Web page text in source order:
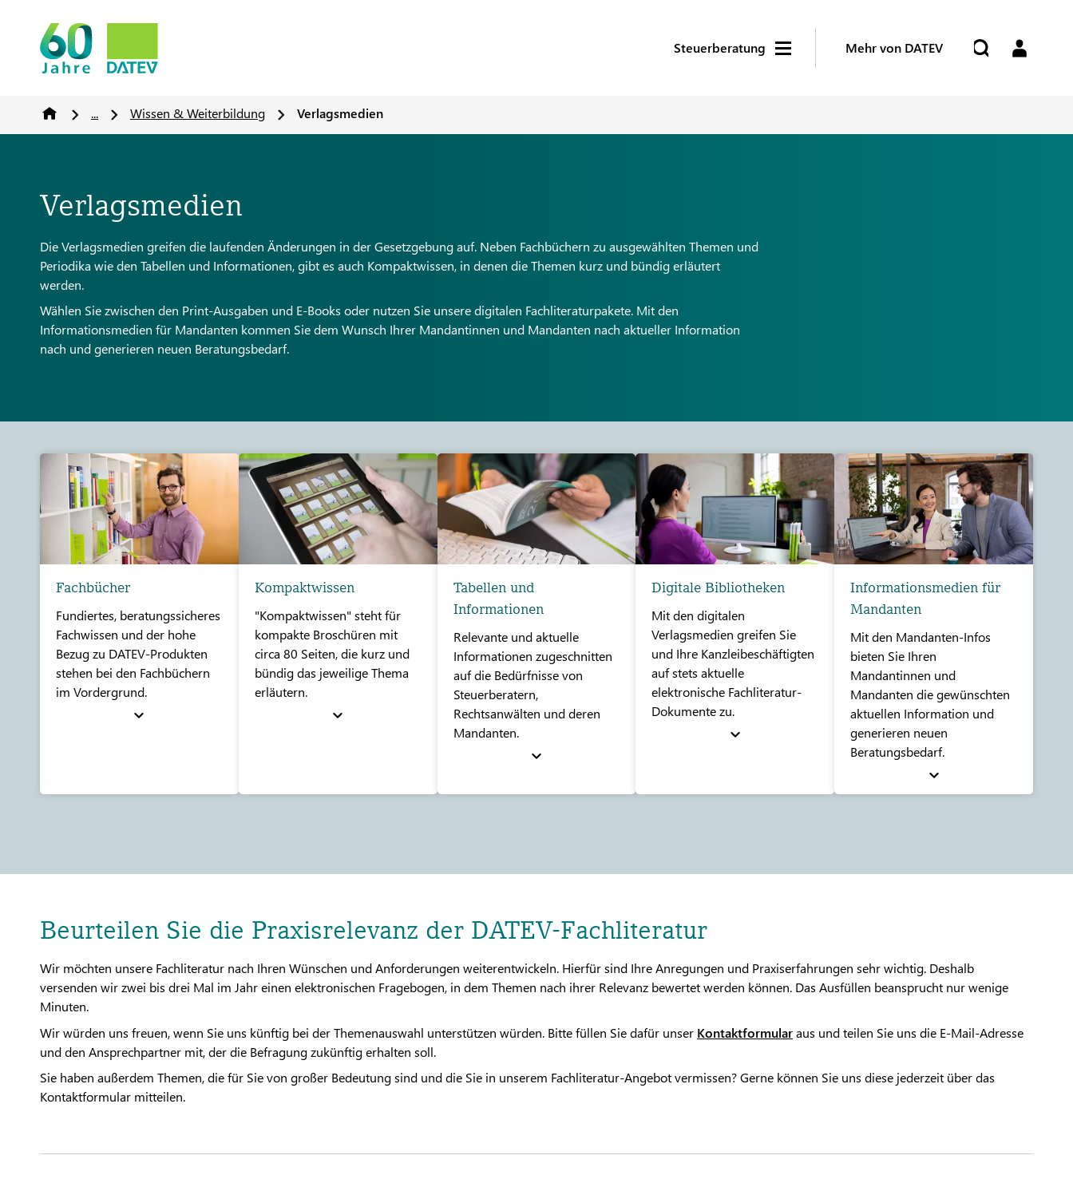
Steuerberatung Mehr von DATEV
... Wissen & Weiterbildung Verlagsmedien
Verlagsmedien
Die Verlagsmedien greifen die laufenden Änderungen in der Gesetzgebung auf. Neben Fachbüchern zu ausgewählten Themen und
Periodika wie den Tabellen und Informationen, gibt es auch Kompaktwissen, in denen die Themen kurz und bündig erläutert
werden.
Wählen Sie zwischen den Print-Ausgaben und E-Books oder nutzen Sie unsere digitalen Fachliteraturpakete. Mit den
Informationsmedien für Mandanten kommen Sie dem Wunsch Ihrer Mandantinnen und Mandanten nach aktueller Information
nach und generieren neuen Beratungsbedarf.
Fachbücher
Fundiertes, beratungssicheres
Fachwissen und der hohe
Bezug zu DATEV-Produkten
stehen bei den Fachbüchern
im Vordergrund.
Kompaktwissen
"Kompaktwissen" steht für
kompakte Broschüren mit
circa 80 Seiten, die kurz und
bündig das jeweilige Thema
erläutern.
Tabellen und
Informationen
Relevante und aktuelle
Informationen zugeschnitten
auf die Bedürfnisse von
Steuerberatern,
Rechtsanwälten und deren
Mandanten.
Digitale Bibliotheken
Mit den digitalen
Verlagsmedien greifen Sie
und Ihre Kanzleibeschäftigten
auf stets aktuelle
elektronische Fachliteratur-
Dokumente zu.
Informationsmedien für
Mandanten
Mit den Mandanten-Infos
bieten Sie Ihren
Mandantinnen und
Mandanten die gewünschten
aktuellen Information und
generieren neuen
Beratungsbedarf.
Beurteilen Sie die Praxisrelevanz der DATEV-Fachliteratur
Wir möchten unsere Fachliteratur nach Ihren Wünschen und Anforderungen weiterentwickeln. Hierfür sind Ihre Anregungen und Praxiserfahrungen sehr wichtig. Deshalb
versenden wir zwei bis drei Mal im Jahr einen elektronischen Fragebogen, in dem Themen nach ihrer Relevanz bewertet werden können. Das Ausfüllen beansprucht nur wenige
Minuten.
Wir würden uns freuen, wenn Sie uns künftig bei der Themenauswahl unterstützen würden. Bitte füllen Sie dafür unser Kontaktformularaus und teilen Sie uns die E-Mail-Adresse
und den Ansprechpartner mit, der die Befragung zukünftig erhalten soll.
Sie haben außerdem Themen, die für Sie von großer Bedeutung sind und die Sie in unserem Fachliteratur-Angebot vermissen? Gerne können Sie uns diese jederzeit über das
Kontaktformular mitteilen.